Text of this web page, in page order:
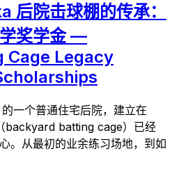
院击球棚的传承：
奖学金 —
Cage Legacy
一个普通住宅后院，建立在
backyard batting cage）已经
。从最初的业余练习场地，到如